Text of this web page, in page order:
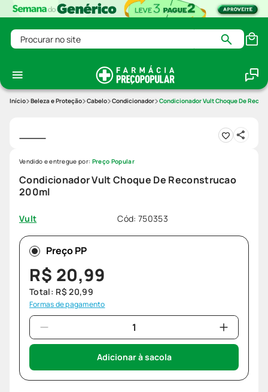
Procurar no site
Beleza e Proteção Cabelo Condicionador Condicionador Vult Choque De
Condicionador Vult Choque De Reconstrucao
200ml
Vult Cód: 750353
Vendido e entregue por: Preço Popular
Preço PP
R$ 20,99
Total: R$ 20,99
Formas de pagamento
Adicionar à sacola